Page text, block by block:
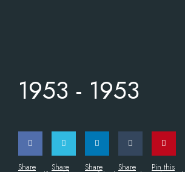
1953 - 1953
Share Share Share Share Pin this